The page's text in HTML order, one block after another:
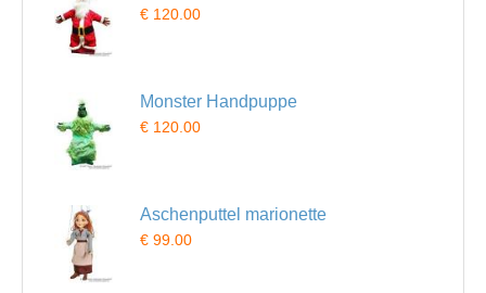
€ 120.00
Monster Handpuppe
€ 120.00
Aschenputtel marionette
€ 99.00